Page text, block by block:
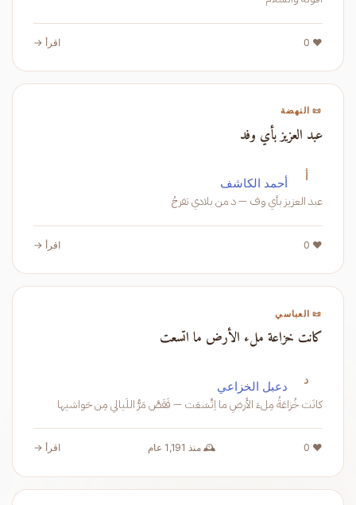
❤️ 0 اقرأ →
📜 النهضة
عبد العزيز بأي وفد
أ أحمد الكاشف
عبد العزيز بأي وف — د من بلادي تفرحُ
❤️ 0 اقرأ →
📜 العباسي
كانت خزاعة ملء الأرض ما اتسعت
د دعبل الخزاعي
كانَت خُزاعَةُ مِلءَ الأَرضِ ما اِتَّسَعَت — فَقَصَّ مَرُّ اللَيالي مِن حَواشيها
❤️ 0 🕰️ منذ 1,191 عام اقرأ →